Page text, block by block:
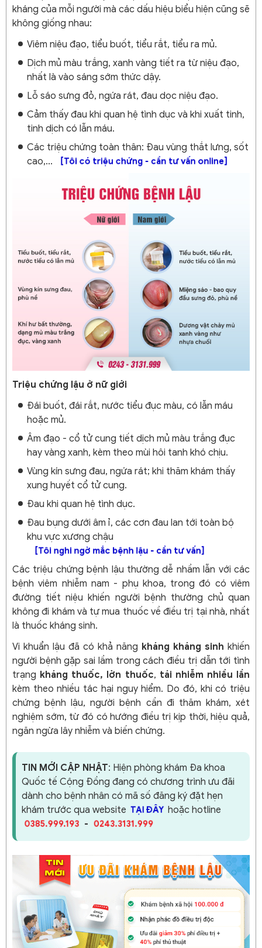
kháng của mỗi người mà các dấu hiệu biểu hiện cũng sẽ
không giống nhau:
Viêm niệu đạo, tiểu buốt, tiểu rắt, tiểu ra mủ.
Dịch mủ màu trắng, xanh vàng tiết ra từ niệu đạo,
nhất là vào sáng sớm thức dậy.
Lỗ sáo sưng đỏ, ngứa rát, đau dọc niệu đạo.
Cảm thấy đau khi quan hệ tình dục và khi xuất tinh,
tinh dịch có lẫn máu.
Các triệu chứng toàn thân: Đau vùng thắt lưng, sốt
cao,... [Tôi có triệu chứng - cần tư vấn online]
Triệu chứng lậu ở nữ giới
Đái buốt, đái rắt, nước tiểu đục màu, có lẫn máu
hoặc mủ.
Âm đạo - cổ tử cung tiết dịch mủ màu trắng đục
hay vàng xanh, kèm theo mùi hôi tanh khó chịu.
Vùng kín sưng đau, ngứa rát; khi thăm khám thấy
xung huyết cổ tử cung.
Đau khi quan hệ tình dục.
Đau bụng dưới âm ỉ, các cơn đau lan tới toàn bộ
khu vực xương chậu
[Tôi nghi ngờ mắc bệnh lậu - cần tư vấn]
Các triệu chứng bệnh lậu thường dễ nhầm lẫn với các
bệnh viêm nhiễm nam - phụ khoa, trong đó có viêm
đường tiết niệu khiến người bệnh thường chủ quan
không đi khám và tự mua thuốc về điều trị tại nhà, nhất
là thuốc kháng sinh.
Vi khuẩn lậu đã có khả năng kháng kháng sinh khiến
người bệnh gặp sai lầm trong cách điều trị dẫn tới tình
trạng kháng thuốc, lờn thuốc, tái nhiễm nhiều lần
kèm theo nhiều tác hại nguy hiểm. Do đó, khi có triệu
chứng bệnh lậu, người bệnh cần đi thăm khám, xét
nghiệm sớm, từ đó có hướng điều trị kịp thời, hiệu quả,
ngăn ngừa lây nhiễm và biến chứng.
TIN MỚI CẬP NHẬT: Hiện phòng khám Đa khoa
Quốc tế Cộng Đồng đang có chương trình ưu đãi
dành cho bệnh nhân có mã số đăng ký đặt hẹn
khám trước qua website TẠI ĐÂY hoặc hotline
0385.999.193 - 0243.3131.999